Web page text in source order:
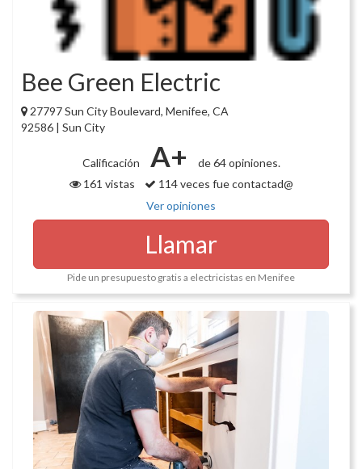
Bee Green Electric
27797 Sun City Boulevard, Menifee, CA
92586 | Sun City
Calificación A+
de 64 opiniones.
161 vistas
114 veces fue contactad@
Ver opiniones
Llamar
Pide un presupuesto gratis a electricistas en Menifee